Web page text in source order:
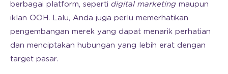
berbagai platform, seperti digital marketing maupun
iklan OOH. Lalu, Anda juga perlu memerhatikan
pengembangan merek yang dapat menarik perhatian
dan menciptakan hubungan yang lebih erat dengan
target pasar.